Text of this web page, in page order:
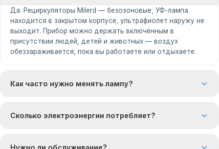
Да. Рециркуляторы Milerd — безозоновые, УФ-лампа
находится в закрытом корпусе, ультрафиолет наружу не
выходит. Прибор можно держать включённым в
присутствии людей, детей и животных — воздух
обеззараживается, пока вы работаете или отдыхаете.
Как часто нужно менять лампу?
Сколько электроэнергии потребляет?